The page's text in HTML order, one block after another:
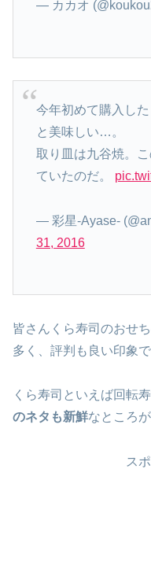
— カカオ
今年初めて購入し
と美味しい…。
取り皿は九谷焼。
ていたのだ。
— 彩星-Ayase-
31, 2016
皆さんくら寿司のおせ
多く、評判も良い印象で
くら寿司といえば回転
のネタも新鮮なところ
ス